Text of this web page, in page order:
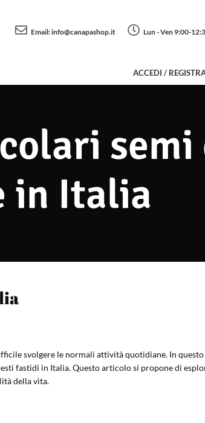
Email:info@canapashop.it Lun - Ven 9:00-
ACCEDI /
semi
in Italia
svolgere le normali attività quotidiane. In
fastidi in Italia. Questo articolo si propone di
della vita.